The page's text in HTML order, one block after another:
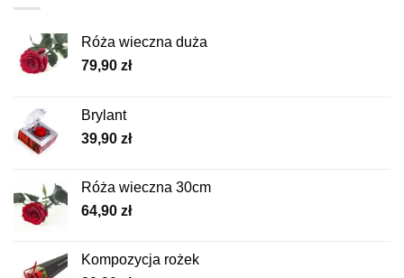
Róża wieczna duża
79,90 zł
Brylant
39,90 zł
Róża wieczna 30cm
64,90 zł
Kompozycja rożek